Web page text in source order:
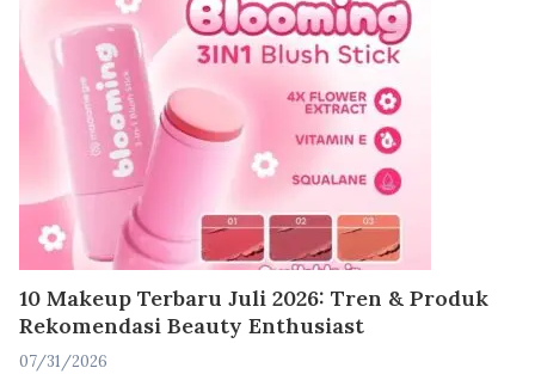
10 Makeup Terbaru Juli 2026: Tren & Produk
Rekomendasi Beauty Enthusiast
07/31/2026